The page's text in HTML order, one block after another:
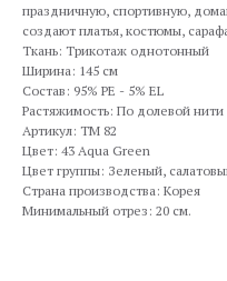
праздничную, спортивную,
создают платья, костюмы,
Ткань: Трикотаж однотонный
Ширина: 145 см
Состав: 95% PE - 5% EL
Растяжимость: По долевой нити
Артикул: TM 82
Цвет: 43 Aqua Green
Цвет группы: Зеленый,
Страна производства: Корея
Минимальный отрез: 20 см.